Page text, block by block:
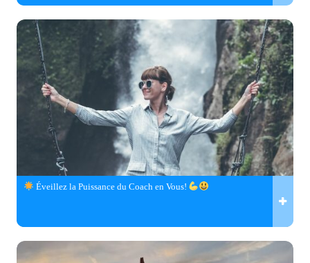
Éveillez la Puissance du Coach en Vous!